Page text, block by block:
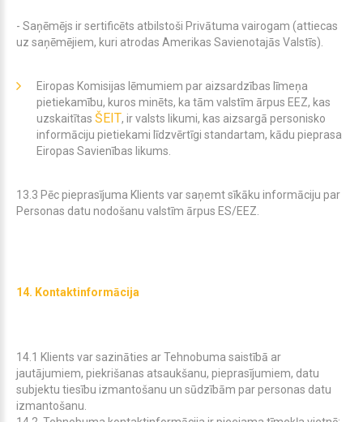
- Saņēmējs ir sertificēts atbilstoši Privātuma vairogam (attiecas
uz saņēmējiem, kuri atrodas Amerikas Savienotajās Valstīs).
Eiropas Komisijas lēmumiem par aizsardzības līmeņa
pietiekamību, kuros minēts, ka tām valstīm ārpus EEZ, kas
uzskaitītas ŠEIT, ir valsts likumi, kas aizsargā personisko
informāciju pietiekami līdzvērtīgi standartam, kādu pieprasa
Eiropas Savienības likums.
13.3 Pēc pieprasījuma Klients var saņemt sīkāku informāciju par
Personas datu nodošanu valstīm ārpus ES/EEZ.
14. Kontaktinformācija
14.1 Klients var sazināties ar Tehnobuma saistībā ar
jautājumiem, piekrišanas atsaukšanu, pieprasījumiem, datu
subjektu tiesību izmantošanu un sūdzībām par personas datu
izmantošanu.